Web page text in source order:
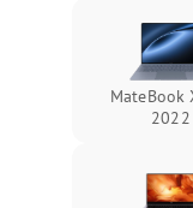
MateBook
2022